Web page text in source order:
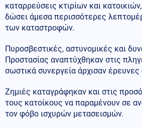
καταρρεύσεις κτιρίων και
δώσει άμεσα περισσότερες
των καταστροφών.
Πυροσβεστικές, αστυνομικές και
Προστασίας αναπτύχθηκαν στις
σωστικά συνεργεία άρχισαν έρευνες
Ζημιές καταγράφηκαν και στις
τους κατοίκους να παραμένουν σε
τον φόβο ισχυρών μετασεισμών.